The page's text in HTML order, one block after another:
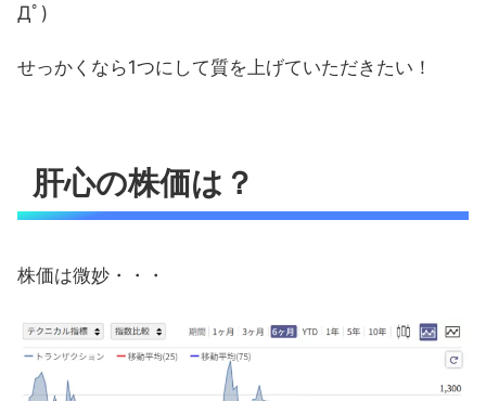
Дﾟ)
せっかくなら1つにして質を上げていただきたい！
肝心の株価は？
株価は微妙・・・